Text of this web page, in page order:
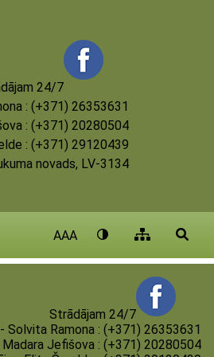
24/7
: (+371) 26353631
: (+371) 20280504
: (+371) 29120439
novads, LV-3134
AAA
Strādājam 24/7
Solvita Ramona : (+371) 26353631
Jefišova : (+371) 20280504